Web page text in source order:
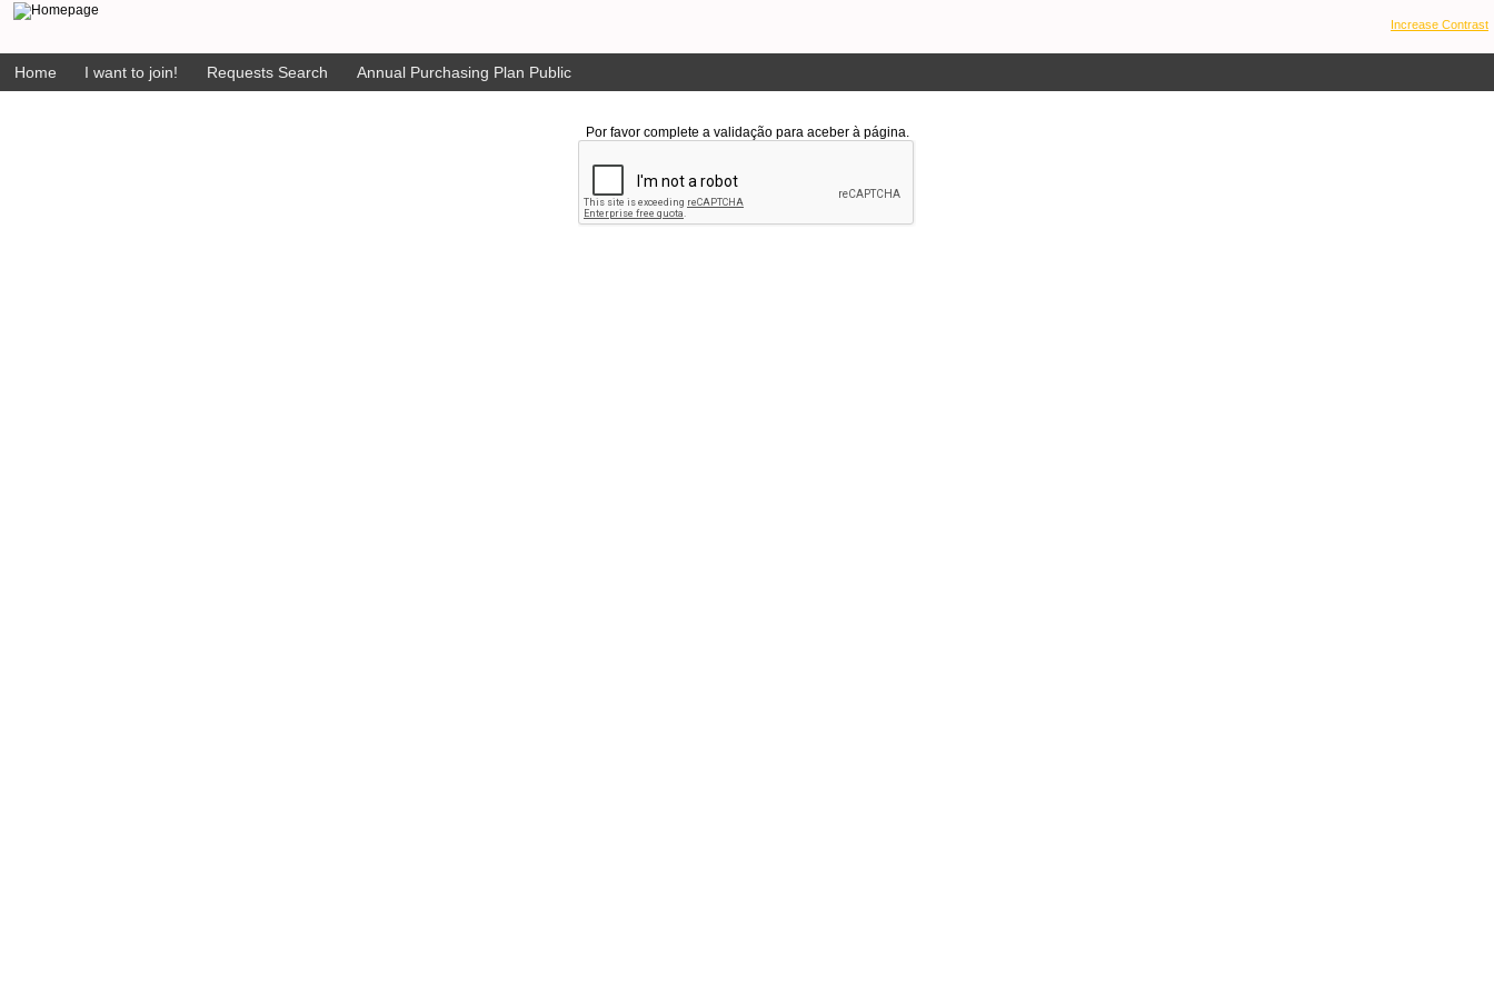
Increase Contrast
Home I want to join! Requests Search Annual Purchasing Plan Public
Por favor complete a validação para aceber à página.